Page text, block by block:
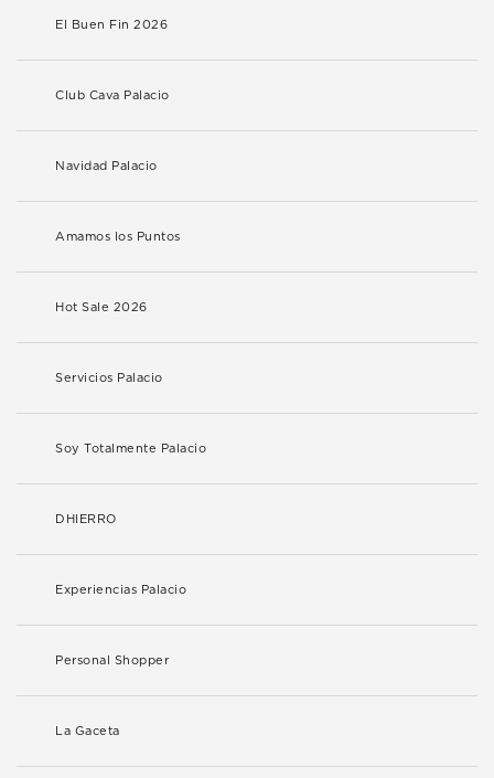
El Buen Fin 2026
Club Cava Palacio
Navidad Palacio
Amamos los Puntos
Hot Sale 2026
Servicios Palacio
Soy Totalmente Palacio
DHIERRO
Experiencias Palacio
Personal Shopper
La Gaceta